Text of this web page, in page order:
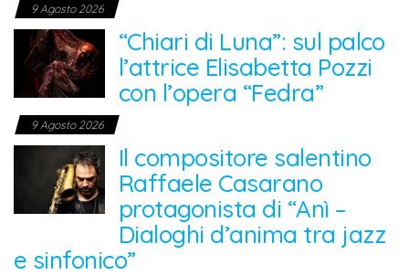
9 Agosto 2026
“Chiari di Luna”: sul palco
l’attrice Elisabetta Pozzi
con l’opera “Fedra”
9 Agosto 2026
Il compositore salentino
Raffaele Casarano
protagonista di “Anì –
Dialoghi d’anima tra jazz
e sinfonico”